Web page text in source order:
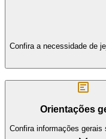
Confira a necessidade de
Orientações
Confira informações gerais